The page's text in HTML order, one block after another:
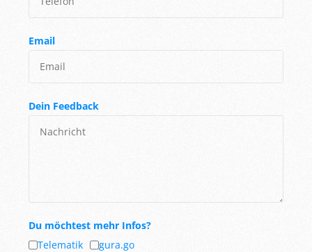
Email
Dein Feedback
Du möchtest mehr Infos?
Telematik
gura.go